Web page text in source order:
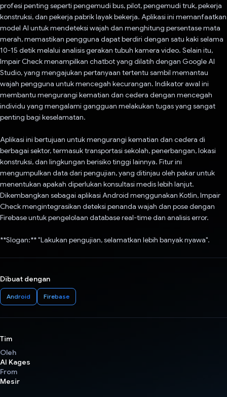
profesi penting seperti pengemudi bus, pilot, pengemudi truk, pekerja
konstruksi, dan pekerja pabrik layak bekerja. Aplikasi ini memanfaatkan
model AI untuk mendeteksi wajah dan menghitung persentase mata
merah, memastikan pengguna dapat berdiri dengan satu kaki selama
10-15 detik melalui analisis gerakan tubuh kamera video. Selain itu,
Impair Check menampilkan chatbot yang dilatih dengan Google AI
Studio, yang mengajukan pertanyaan tertentu sambil memantau
wajah pengguna untuk mencegah kecurangan. Indikator awal ini
membantu mengurangi kematian dan cedera dengan mencegah
individu yang mengalami gangguan melakukan tugas yang sangat
penting bagi keselamatan.
Aplikasi ini bertujuan untuk mengurangi kematian dan cedera di
berbagai sektor, termasuk transportasi sekolah, penerbangan, lokasi
konstruksi, dan lingkungan berisiko tinggi lainnya. Fitur ini
mengumpulkan data dari pengujian, yang ditinjau oleh pakar untuk
menentukan apakah diperlukan konsultasi medis lebih lanjut.
Dikembangkan sebagai aplikasi Android menggunakan Kotlin, Impair
Check mengintegrasikan deteksi penanda wajah dan pose dengan
Firebase untuk pengelolaan database real-time dan analisis error.
**Slogan:** "Lakukan pengujian, selamatkan lebih banyak nyawa".
Dibuat dengan
Android Firebase
Tim
Oleh
AI Kages
From
Mesir